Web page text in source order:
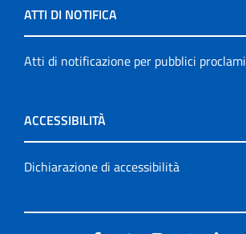
ATTI DI NOTIFICA
Atti di notificazione per pubblici proclami
ACCESSIBILITÀ
Dichiarazione di accessibilità